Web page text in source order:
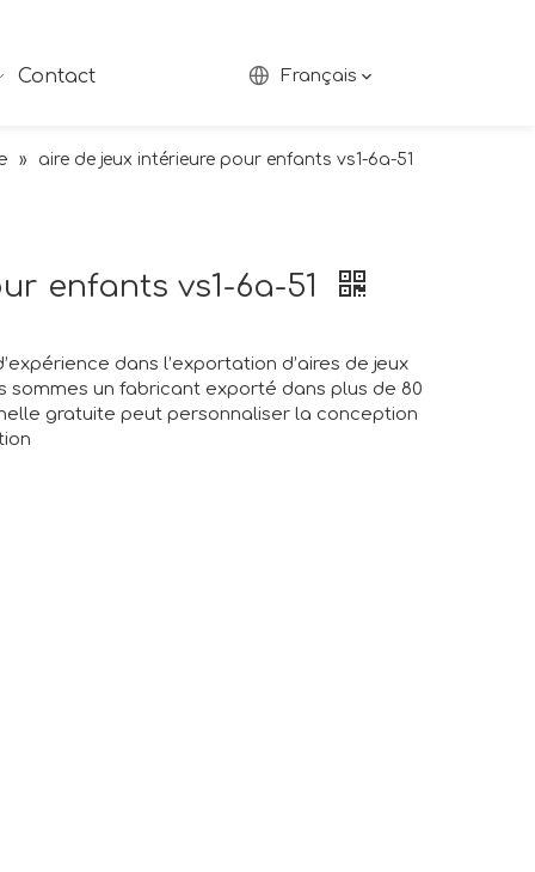
Contact Français
» aire de jeux intérieure pour enfants vs1-6a-51
enfants vs1-6a-51
dans l’exportation d’aires de jeux
sommes un fabricant exporté dans plus de 80
gratuite peut personnaliser la conception